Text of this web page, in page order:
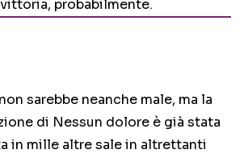
probabilmente.
sarebbe neanche male, ma la
di Nessun dolore è già stata
in mille altre sale in altrettanti